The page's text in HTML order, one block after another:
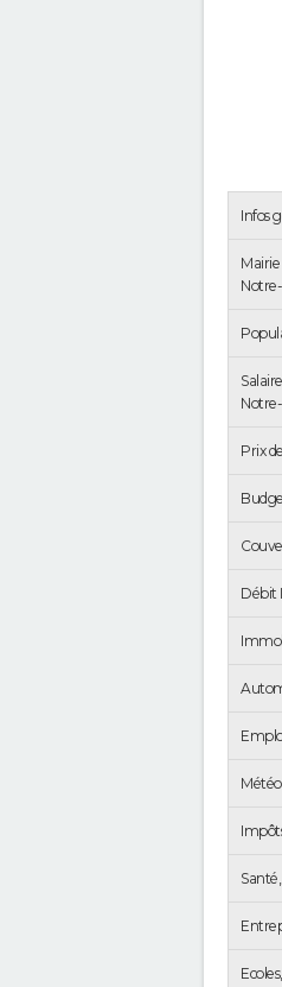
Infos
Prix
Débit
Santé,